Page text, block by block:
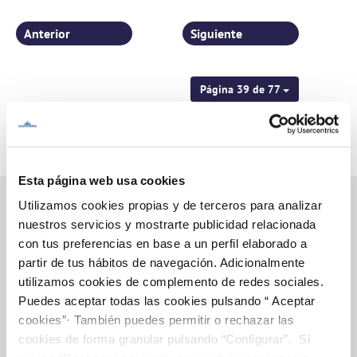
Esta página web usa cookies
Utilizamos cookies propias y de terceros para analizar
nuestros servicios y mostrarte publicidad relacionada
con tus preferencias en base a un perfil elaborado a
partir de tus hábitos de navegación. Adicionalmente
utilizamos cookies de complemento de redes sociales.
Puedes aceptar todas las cookies pulsando “ Aceptar
cookies”· También puedes permitir o rechazar las
cookies de forma granular pulsando “Configurar”. Si
Página 39 de 77
Anterior Siguiente
Inicio
Gestiones Online